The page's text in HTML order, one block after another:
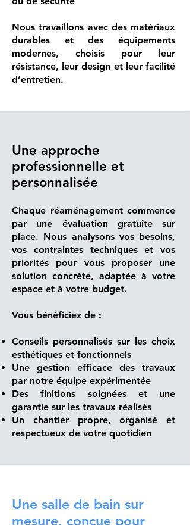
Nous travaillons avec des matériaux
durables et des équipements
modernes, choisis pour leur
résistance, leur design et leur facilité
d’entretien.
Une approche
professionnelle et
personnalisée
Chaque réaménagement commence
par une évaluation gratuite sur
place. Nous analysons vos besoins,
vos contraintes techniques et vos
priorités pour vous proposer une
solution concrète, adaptée à votre
espace et à votre budget.
Vous bénéficiez de :
Conseils personnalisés sur les choix
esthétiques et fonctionnels
Une gestion efficace des travaux
par notre équipe expérimentée
Des finitions soignées et une
garantie sur les travaux réalisés
Un chantier propre, organisé et
respectueux de votre quotidien
Une salle de bain sur
mesure, conçue pour